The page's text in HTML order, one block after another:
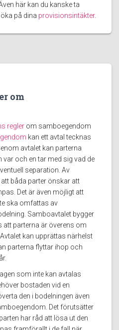
här kan du kanske ta
på dina provisionsintäkter.
om
regler om samboegendom
kan ett avtal tecknas
avtalet kan parterna
var och en tar med sig vad de
separation. Av
båda parter önskar att
Det är även möjligt att
ska omfattas av
Samboavtalet bygger
att parterna är överens om
kan upprättas närhelst
parterna flyttar ihop och
som inte kan avtalas
bostaden vid en
den i bodelningen även
Det förutsätter
har råd att lösa ut den